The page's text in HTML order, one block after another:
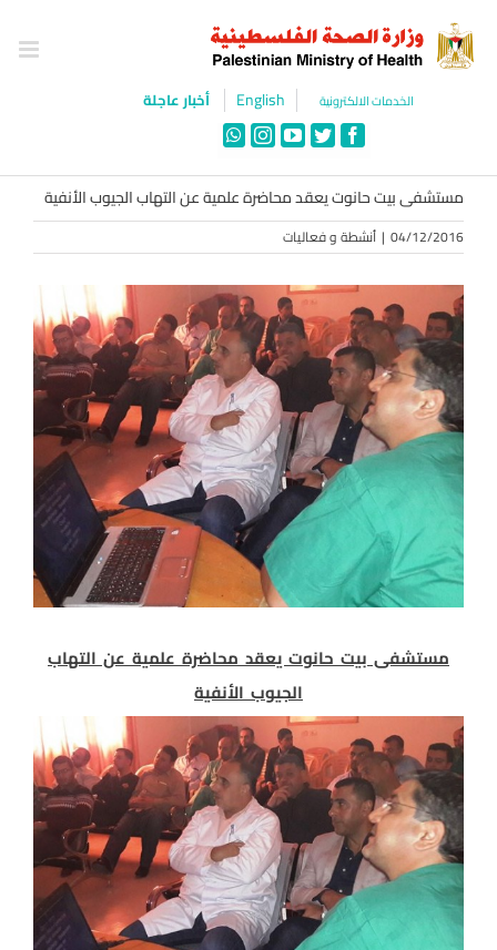
content
الخدمات الالكترونية English أخبار عاجلة
Facebook
Twitter
YouTube
Instagram
WhatsApp
مستشفى بيت حانوت يعقد محاضرة علمية عن التهاب الجيوب الأنفية
04/12/2016
| أنشطة و فعاليات
مستشفى بيت حانوت يعقد محاضرة علمية عن التهاب
الجيوب الأنفية